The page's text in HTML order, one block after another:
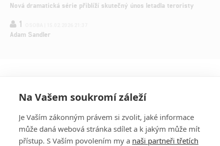
Nová dramatická série přiblíží skutečný únos letadla teroristy
1
Adam Sandler
Na Vašem soukromí záleží
Je Vaším zákonným právem si zvolit, jaké informace
může daná webová stránka sdílet a k jakým může mít
přístup. S Vaším povolením my a naši partneři třetích